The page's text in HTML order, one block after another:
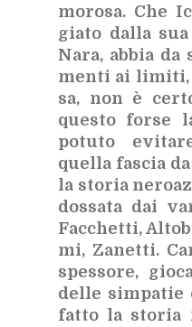
mo­ro­sa. Che
gia­to dal­la sua
Nara, ab­bia
men­ti ai
sa, non è
que­sto for­se
po­tu­to
quel­la fa­scia
la sto­ria
dos­sa­ta dai
Fac­chet­ti,
mi, Za­net­ti.
spes­so­re,
del­le sim­pa­tie
fat­to la sto­ria